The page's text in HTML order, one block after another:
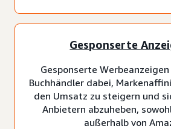
Gesponserte
Gesponserte
Buchhändler dabei,
den Umsatz zu steigern und
Anbietern abzuheben,
außerhalb von